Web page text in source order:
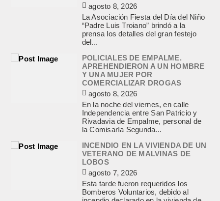
agosto 8, 2026
La Asociación Fiesta del Día del Niño
“Padre Luis Troiano” brindó a la
prensa los detalles del gran festejo
del...
POLICIALES DE EMPALME.
APREHENDIERON A UN HOMBRE
Y UNA MUJER POR
COMERCIALIZAR DROGAS
agosto 8, 2026
En la noche del viernes, en calle
Independencia entre San Patricio y
Rivadavia de Empalme, personal de
la Comisaría Segunda...
INCENDIO EN LA VIVIENDA DE UN
VETERANO DE MALVINAS DE
LOBOS
agosto 7, 2026
Esta tarde fueron requeridos los
Bomberos Voluntarios, debido al